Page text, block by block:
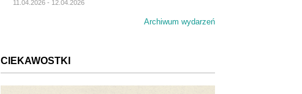
11.04.2026 - 12.04.2026
Archiwum wydarzeń
CIEKAWOSTKI